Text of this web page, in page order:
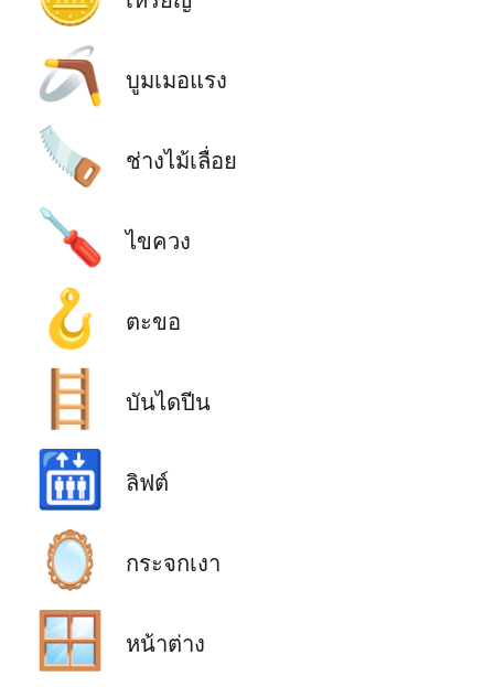
🪃 บูมเมอแรง
🪚 ช่างไม้เลื่อย
🪛 ไขควง
🪝 ตะขอ
🪜 บันไดปีน
🛗 ลิฟต์
🪞 กระจกเงา
🪟 หน้าต่าง